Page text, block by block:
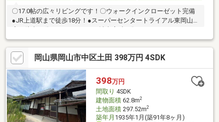
〇17.0帖の広々リビングです！〇ウォークインクローゼット完備
●JR上道駅まで徒歩18分！●スーパーセンタートライアル東岡山
店 徒歩12分●ドラッグセガミ城東店 車4分
岡山県岡山市中区土田 398万円 4SDK
398万円
間取り 4SDK
建物面積62.8m2
土地面積297.52m2
築年月 1935年1月(築91年8ヶ月)